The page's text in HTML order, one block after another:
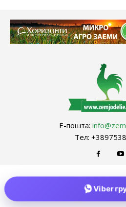
Е-пошта:
Тел:
Viber